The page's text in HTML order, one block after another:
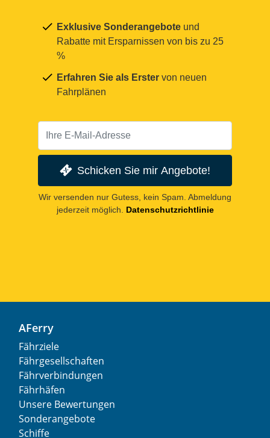
Exklusive Sonderangebote und
Rabatte mit Ersparnissen von bis zu 25
%
Erfahren Sie als Erster von neuen
Fahrplänen
Schicken Sie mir Angebote!
Wir versenden nur Gutess, kein Spam. Abmeldung
jederzeit möglich.
Datenschutzrichtlinie
AFerry
Fährziele
Fährgesellschaften
Fährverbindungen
Fährhäfen
Unsere Bewertungen
Sonderangebote
Schiffe